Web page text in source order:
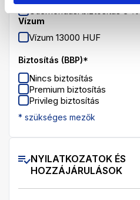
Útlemondási biztosítás 3 %
Vízum
Vízum 13000 HUF
Biztosítás (BBP)*
Nincs biztosítás
Premium biztosítás
Privileg biztosítás
* szükséges mezők
NYILATKOZATOK ÉS
HOZZÁJÁRULÁSOK